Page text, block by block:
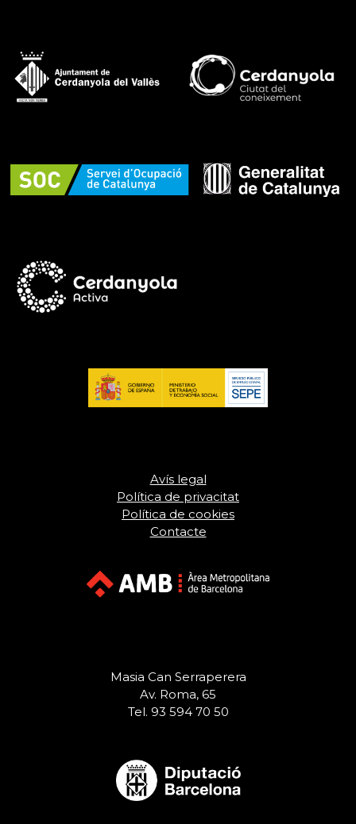
Avís legal
Política de privacitat
Política de cookies
Contacte
Masia Can Serraperera
Av. Roma, 65
Tel. 93 594 70 50